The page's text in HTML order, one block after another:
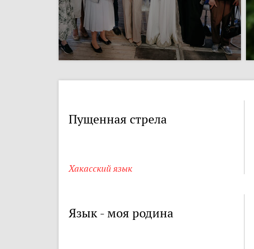
Пущенная стрела
Хакасский язык
Язык - моя родина